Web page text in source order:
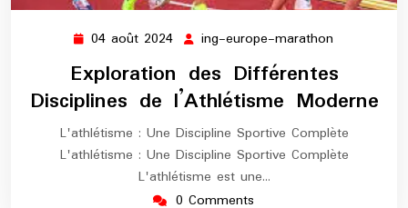
04 août 2024 04
août
2024
ing-europe-marathon
marathon
Exploration des Différentes
Disciplines de l’Athlétisme Moderne
L'athlétisme : Une Discipline Sportive Complète
L'athlétisme : Une Discipline Sportive Complète
L'athlétisme est une…
0 Comments